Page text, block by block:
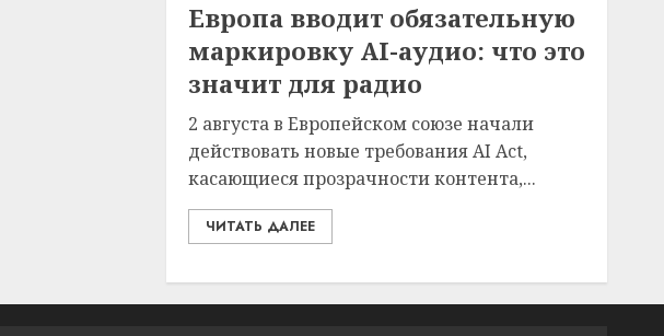
Европа вводит обязательную
маркировку AI-аудио: что это
значит для радио
2 августа в Европейском союзе начали
действовать новые требования AI Act,
касающиеся прозрачности контента,...
ЧИТАТЬ ДАЛЕЕ